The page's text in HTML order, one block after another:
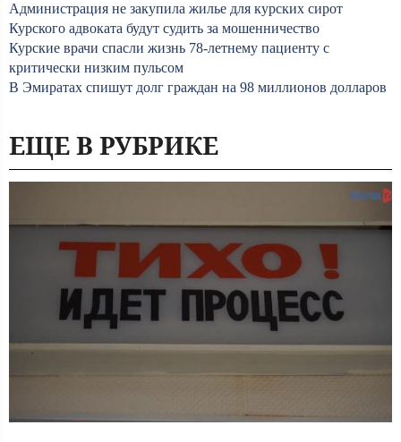
Администрация не закупила жилье для курских сирот
Курского адвоката будут судить за мошенничество
Курские врачи спасли жизнь 78-летнему пациенту с
критически низким пульсом
В Эмиратах спишут долг граждан на 98 миллионов долларов
ЕЩЕ В РУБРИКЕ